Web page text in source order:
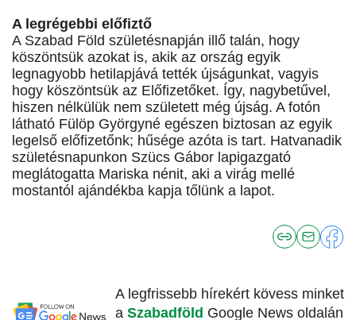
A legrégebbi előfiztő
A Szabad Föld születésnapján illő talán, hogy
köszöntsük azokat is, akik az ország egyik
legnagyobb hetilapjává tették újságunkat, vagyis
hogy köszöntsük az Előfizetőket. Így, nagybetűvel,
hiszen nélkülük nem született még újság. A fotón
látható Fülöp Györgyné egészen biztosan az egyik
legelső előfizetőnk; hűsége azóta is tart. Hatvanadik
születésnapunkon Szücs Gábor lapigazgató
meglátogatta Mariska nénit, aki a virág mellé
mostantól ajándékba kapja tőlünk a lapot.
A legfrissebb hírekért kövess minket
a Szabadföld Google News oldalán